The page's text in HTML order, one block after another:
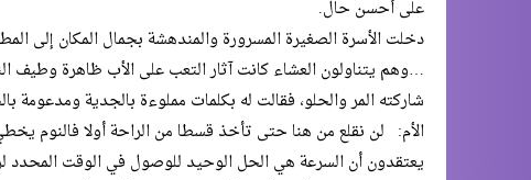
على أحسن حال.
دخلت الأسرة الصغيرة المسرورة والمندهشة بجمال المكان إلى
…وهم يتناولون العشاء كانت آثار التعب على الأب ظاهرة وطيف
شاركته المر والحلو، فقالت له بكلمات مملوءة بالجدية
الأم: لن نقلع من هنا حتى تأخذ قسطا من الراحة أولا فالنوم
يعتقدون أن السرعة هي الحل الوحيد للوصول في الوقت